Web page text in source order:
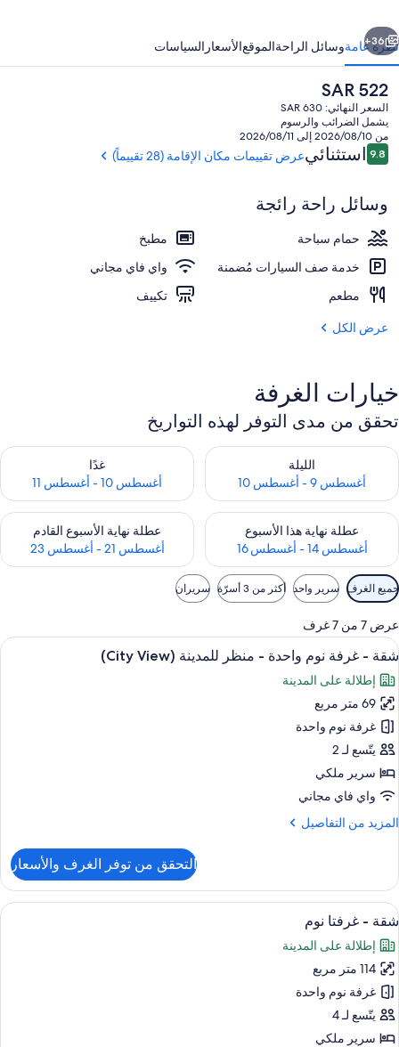
من حمّامات السباحة المغطاة
التالي
36+
نظرة عامةوسائل الراحةالموقعالأسعار السياسات
السعر
الحالي
هو
SAR
522
SAR 522
السعر النهائي: SAR 630
يشمل الضرائب والرسوم
من 2026/08/10 إلى 2026/08/11
التقييمات
9.89.8 من 10استثنائيعرض تقييمات مكان الإقامة (28 تقييماً)
وسائل راحة رائجة
حمام سباحة
مطبخ
خدمة صف السيارات مُضمنة
واي فاي مجاني
مطعم
تكييف
عرض الكل
خيارات الغرفة
تحقق من مدى التوفر لهذه التواريخ
الليلة
أغسطس 9 - أغسطس 10
تحقق من مدى التوفر لليلة للفترة أغسطس 9 - أغسطس 10
غدًا
أغسطس 10 - أغسطس 11
تحقق من مدى التوفر لغد للفترة أغسطس
عطلة نهاية هذا الأسبوع
أغسطس 14 - أغسطس 16
تحقق من مدى التوفر لعطلة نهاية هذا الأسبوع للفترة أغسطس 14 - أغسطس 16
عطلة نهاية الأسبوع القادم
أغسطس 21 - أغسطس 23
تحقق من مدى التوفر لعطلة نهاية
عوامل
التصفية
المتاحة
للغرف
جميع الغرف سرير واحد أكثر من 3 أسرّة سريران
عرض 7 من 7 غرف
استعراض
جميع
صور
شقة
-
غرفة
نوم
واحدة
منظر
View)
تجهيزات دش، دُش غزير، مجففات شعر،
3
شقة - غرفة نوم واحدة - منظر للمدينة (City View)
إطلالة على المدينة
69 متر مربع
غرفة نوم واحدة
يتّسع لـ 2
سرير ملكي
واي فاي مجاني
المزيد من التفاصيل
المزيد
شقة
غرفة
واحدة
منظر
للمدينة
(City
View)
التحقق من توفر الغرف والأسعار
استعراض
جميع
صور
شقة
-
غرفتا
نوم
تجهيزات دش، دُش غزير، مجففات شعر،
6
شقة - غرفتا نوم
إطلالة على المدينة
114 متر مربع
غرفة نوم واحدة
يتّسع لـ 4
سرير ملكي